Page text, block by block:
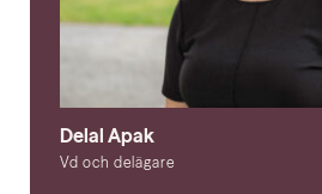
Delal Apak
Vd och delägare